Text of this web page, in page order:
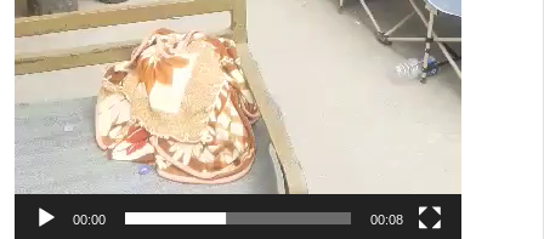
00:00 00:08